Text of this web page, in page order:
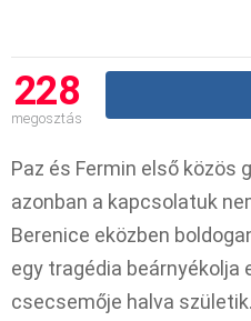
228
megosztás
Paz és Fermin első közös
azonban a kapcsolatuk
Berenice eközben
egy tragédia beárnyékolja
csecsemője halva